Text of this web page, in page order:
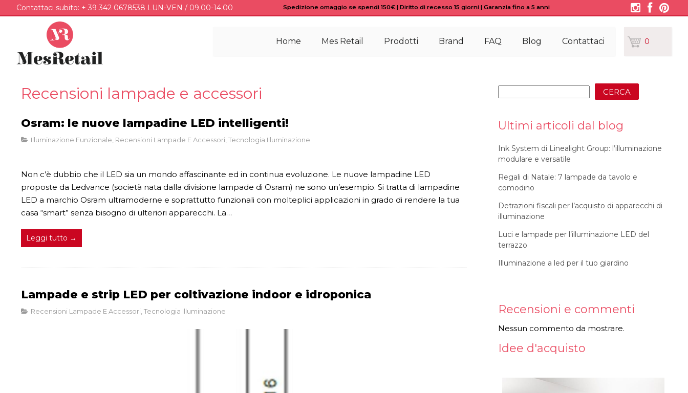
Contattaci subito: + 39 342 0678538 LUN-VEN / 09.00-14.00 Spedizione omaggio se spendi 150€ | Diritto di recesso 15 giorni | Garanzia fino a 5 anni
Home Mes Retail Prodotti Brand FAQ Blog Contattaci 0
Recensioni lampade e accessori
Osram: le nuove lampadine LED intelligenti!
Illuminazione Funzionale Recensioni Lampade E Accessori ,Tecnologia Illuminazione
Non c’è dubbio che il LED sia un mondo affascinante ed in continua evoluzione. Le nuove lampadine LED
proposte da Ledvance (società nata dalla divisione lampade di Osram) ne sono un’esempio. Si tratta di lampadine
LED a marchio Osram ultramoderne e soprattutto funzionali con molteplici applicazioni in grado di rendere la tua
casa “smart” senza bisogno di ulteriori apparecchi. La…
Leggi tutto →
Lampade e strip LED per coltivazione indoor e idroponica
Recensioni Lampade E Accessori ,Tecnologia Illuminazione
CERCA
Ultimi articoli dal blog
Ink System di Linealight Group: l’illuminazione
modulare e versatile
Regali di Natale: 7 lampade da tavolo e
comodino
Detrazioni fiscali per l’acquisto di apparecchi di
illuminazione
Luci e lampade per l’illuminazione LED del
terrazzo
Illuminazione a led per il tuo giardino
Recensioni e commenti
Nessun commento da mostrare.
Idee d'acquisto